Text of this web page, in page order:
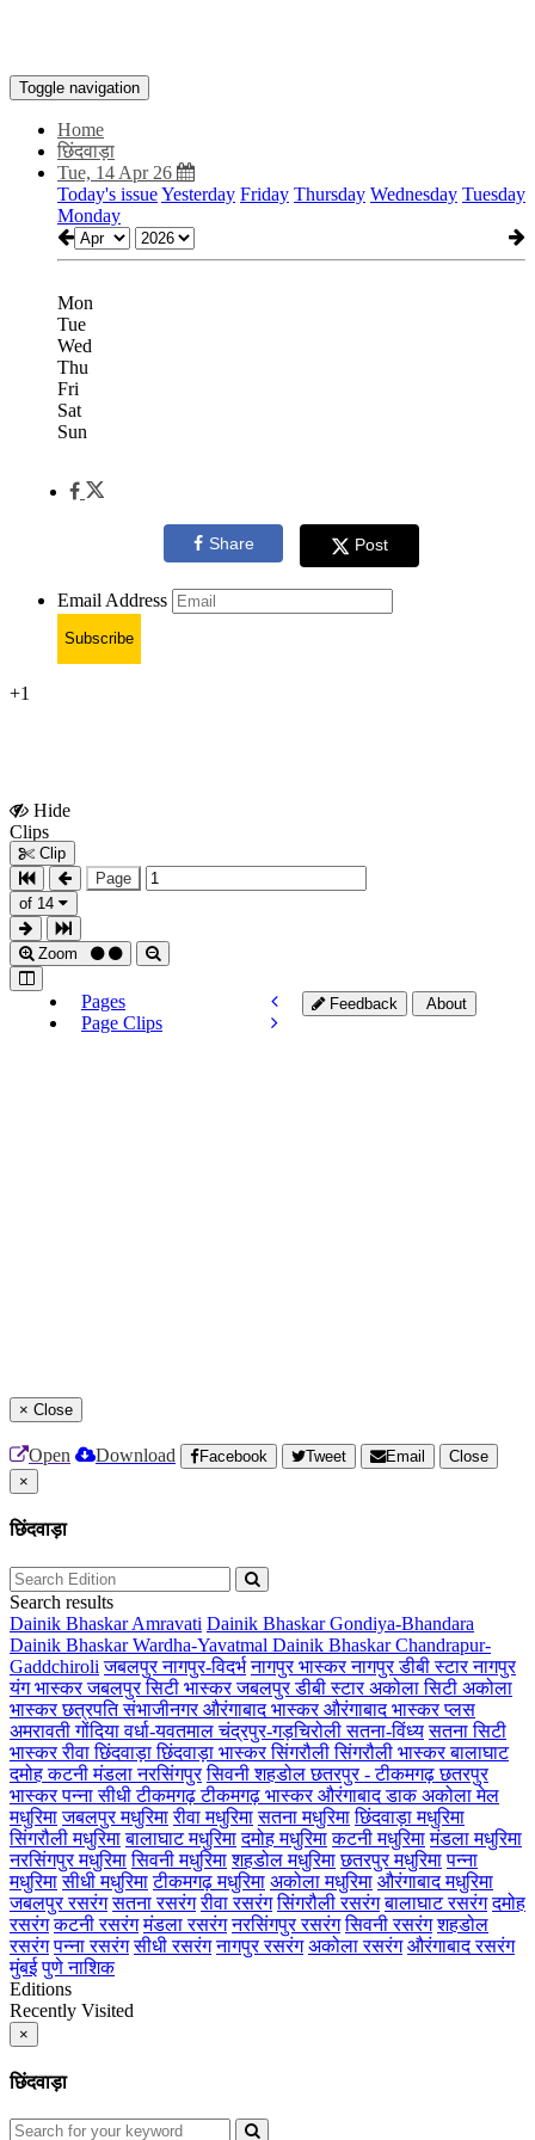
Toggle navigation
Home
छिंदवाड़ा
Tue, 14 Apr 26
Today's issueYesterday Friday Thursday Wednesday Tuesday
Monday
Mon
Tue
Wed
Thu
Fri
Sat
Sun
Share Post
Email Address
Subscribe
+1
Hide
Clips
Clip
Page
of 14
Zoom
Pages
Page Clips
Feedback About
× Close
Open Download Facebook Tweet Email
Close
×
छिंदवाड़ा
Search results
Dainik Bhaskar Amravati Dainik Bhaskar Gondiya-Bhandara
Dainik Bhaskar Wardha-Yavatmal Dainik Bhaskar Chandrapur-
Gaddchiroli जबलपुरनागपुर-विदर्भ नागपुर भास्करनागपुर डीबी स्टारनागपुर
यंग भास्करजबलपुर सिटी भास्करजबलपुर डीबी स्टारअकोला सिटी अकोला
भास्करछत्रपति संभाजीनगरऔरंगाबाद भास्करऔरंगाबाद भास्कर प्लस
अमरावतीगोंदियावर्धा-यवतमालचंद्रपुर-गड़चिरोलीसतना-विंध्य सतना सिटी
भास्कररीवाछिंदवाड़ाछिंदवाड़ा भास्करसिंगरौलीसिंगरौली भास्करबालाघाट
दमोहकटनीमंडलानरसिंगपुर सिवनीशहडोलछतरपुर - टीकमगढ़छतरपुर
भास्करपन्नासीधीटीकमगढ़टीकमगढ़ भास्करऔरंगाबाद डाकअकोला मेल
मधुरिमा जबलपुर मधुरिमा रीवा मधुरिमा सतना मधुरिमा छिंदवाड़ा मधुरिमा
सिंगरौली मधुरिमा बालाघाट मधुरिमा दमोह मधुरिमा कटनी मधुरिमा मंडला मधुरिमा
नरसिंगपुर मधुरिमा सिवनी मधुरिमा शहडोल मधुरिमा छतरपुर मधुरिमा पन्ना
मधुरिमा सीधी मधुरिमा टीकमगढ़ मधुरिमा अकोला मधुरिमा औरंगाबाद मधुरिमा
जबलपुर रसरंग सतना रसरंग रीवा रसरंग सिंगरौली रसरंग बालाघाट रसरंग दमोह
रसरंग कटनी रसरंग मंडला रसरंग नरसिंगपुर रसरंग सिवनी रसरंग शहडोल
रसरंग पन्ना रसरंग सीधी रसरंग नागपुर रसरंग अकोला रसरंग औरंगाबाद रसरंग
मुंबई पुणेनाशिक
Editions
Recently Visited
×
छिंदवाड़ा